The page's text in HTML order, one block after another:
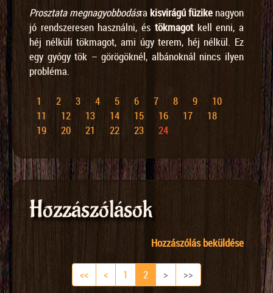
Prosztata megnagyobbodásra kisvirágú füzike nagyon
jó rendszeresen használni, és tökmagot kell enni, a
héj nélküli tökmagot, ami úgy terem, héj nélkül. Ez
egy gyógy tök – görögöknél, albánoknál nincs ilyen
probléma.
1 2 3 4 5 6 7 8 9
10
11
12 13 14 15 16 17
18
19
20 21 22 23 24
Hozzászólások
Hozzászólás beküldése
<<First<Previous
1 2(current)
> Next>>